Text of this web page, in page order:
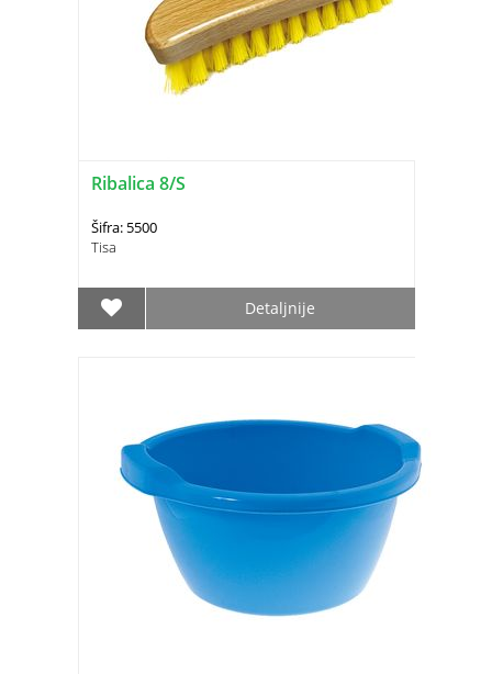
Ribalica 8/S
Šifra: 5500
Tisa
Detaljnije